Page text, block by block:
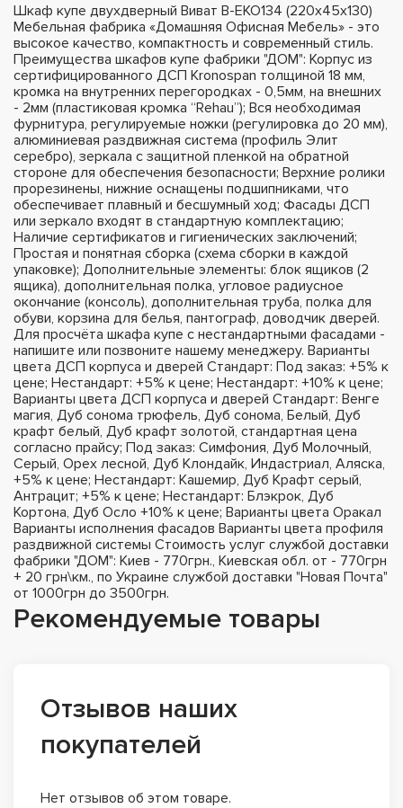
Шкаф купе двухдверный Виват В-ЕКО134 (220х45х130)
Мебельная фабрика «Домашняя Офисная Мебель» - это
высокое качество, компактность и современный стиль.
Преимущества шкафов купе фабрики "ДОМ": Корпус из
сертифицированного ДСП Kronospan толщиной 18 мм,
кромка на внутренних перегородках - 0,5мм, на внешних
- 2мм (пластиковая кромка “Rehau”); Вся необходимая
фурнитура, регулируемые ножки (регулировка до 20 мм),
алюминиевая раздвижная система (профиль Элит
серебро), зеркала с защитной пленкой на обратной
стороне для обеспечения безопасности; Верхние ролики
прорезинены, нижние оснащены подшипниками, что
обеспечивает плавный и бесшумный ход; Фасады ДСП
или зеркало входят в стандартную комплектацию;
Наличие сертификатов и гигиенических заключений;
Простая и понятная сборка (схема сборки в каждой
упаковке); Дополнительные элементы: блок ящиков (2
ящика), дополнительная полка, угловое радиусное
окончание (консоль), дополнительная труба, полка для
обуви, корзина для белья, пантограф, доводчик дверей.
Для просчёта шкафа купе с нестандартными фасадами -
напишите или позвоните нашему менеджеру. Варианты
цвета ДСП корпуса и дверей Стандарт: Под заказ: +5% к
цене; Нестандарт: +5% к цене; Нестандарт: +10% к цене;
Варианты цвета ДСП корпуса и дверей Стандарт: Венге
магия, Дуб сонома трюфель, Дуб сонома, Белый, Дуб
крафт белый, Дуб крафт золотой, стандартная цена
согласно прайсу; Под заказ: Симфония, Дуб Молочный,
Серый, Орех лесной, Дуб Клондайк, Индастриал, Аляска,
+5% к цене; Нестандарт: Кашемир, Дуб Крафт серый,
Антрацит; +5% к цене; Нестандарт: Блэкрок, Дуб
Кортона, Дуб Осло +10% к цене; Варианты цвета Оракал
Варианты исполнения фасадов Варианты цвета профиля
раздвижной системы Стоимость услуг службой доставки
фабрики "ДОМ": Киев - 770грн., Киевская обл. от - 770грн
+ 20 грн\км., по Украине службой доставки "Новая Почта"
от 1000грн до 3500грн.
Рекомендуемые товары
Отзывов наших
покупателей
Нет отзывов об этом товаре.